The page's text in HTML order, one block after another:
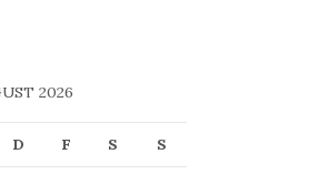
2026
D F S S